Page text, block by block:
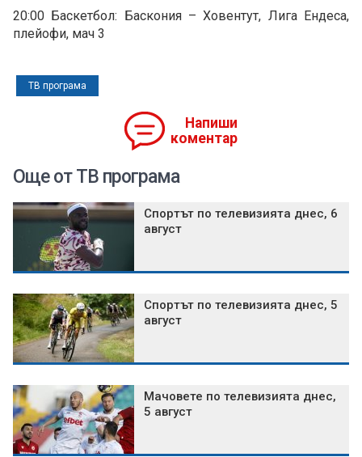
20:00 Баскетбол: Баскония – Ховентут, Лига Ендеса,
плейофи, мач 3
ТВ програма
Напиши
коментар
Още от ТВ програма
Спортът по телевизията днес, 6
август
Спортът по телевизията днес, 5
август
Мачовете по телевизията днес,
5 август